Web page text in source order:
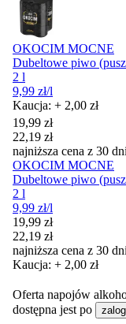
OKOCIM MOCNE
Dubeltowe piwo
2 l
9,99 zł/l
Kaucja: + 2,00 zł
Cena promocyjna
19,99 zł
22,19 zł
najniższa cena z 30
OKOCIM MOCNE
Dubeltowe piwo
2 l
9,99 zł/l
Cena promocyjna
19,99 zł
22,19 zł
najniższa cena z 30
Kaucja: + 2,00 zł
Oferta napojów
dostępna jest po